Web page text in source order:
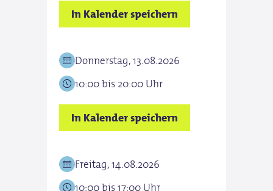
In Kalender speichern
Donnerstag, 13.08.2026
10:00 bis 20:00 Uhr
In Kalender speichern
Freitag, 14.08.2026
10:00 bis 17:00 Uhr